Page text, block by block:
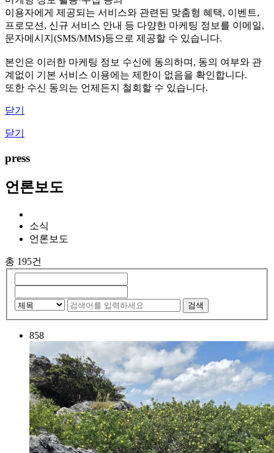
이용자에게 제공되는 서비스와 관련된 맞춤형 혜택, 이벤트,
프로모션, 신규 서비스 안내 등 다양한 마케팅 정보를 이메일,
문자메시지(SMS/MMS)등으로 제공할 수 있습니다.
본인은 이러한 마케팅 정보 수신에 동의하며, 동의 여부와 관
계없이 기본 서비스 이용에는 제한이 없음을 확인합니다.
또한 수신 동의는 언제든지 철회할 수 있습니다.
닫기
닫기
press
언론보도
소식
언론보도
총 195건
검색
858